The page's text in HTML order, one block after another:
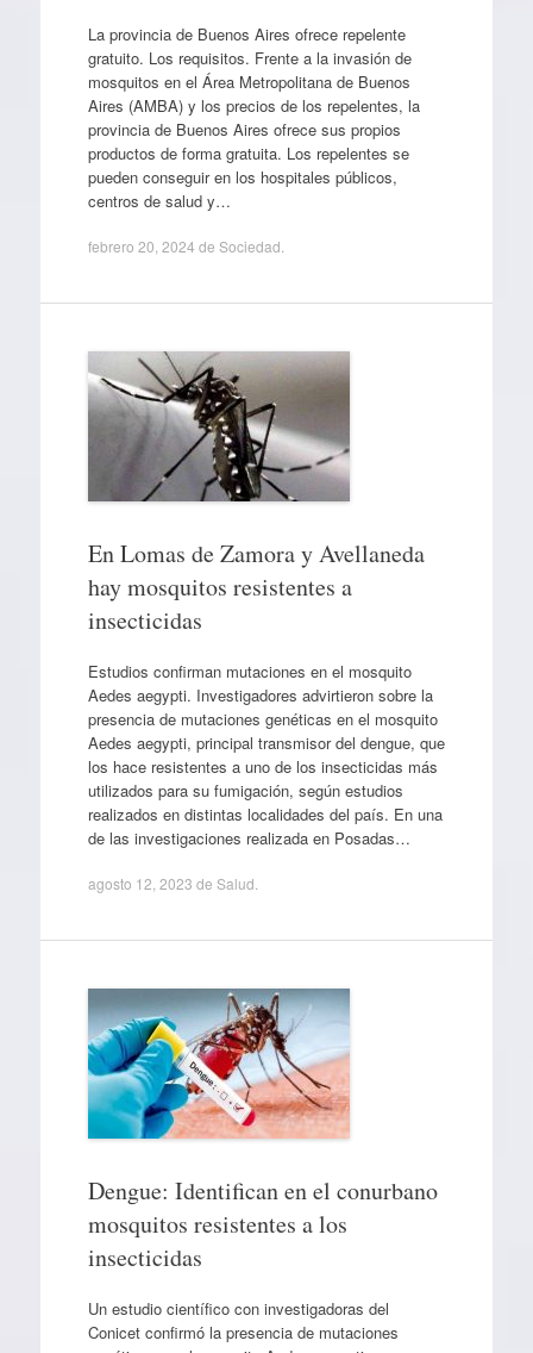
La provincia de Buenos Aires ofrece repelente
gratuito. Los requisitos. Frente a la invasión de
mosquitos en el Área Metropolitana de Buenos
Aires (AMBA) y los precios de los repelentes, la
provincia de Buenos Aires ofrece sus propios
productos de forma gratuita. Los repelentes se
pueden conseguir en los hospitales públicos,
centros de salud y…
febrero 20, 2024 de Sociedad
En Lomas de Zamora y Avellaneda
hay mosquitos resistentes a
insecticidas
Estudios confirman mutaciones en el mosquito
Aedes aegypti. Investigadores advirtieron sobre la
presencia de mutaciones genéticas en el mosquito
Aedes aegypti, principal transmisor del dengue, que
los hace resistentes a uno de los insecticidas más
utilizados para su fumigación, según estudios
realizados en distintas localidades del país. En una
de las investigaciones realizada en Posadas…
agosto 12, 2023 de Salud
Dengue: Identifican en el conurbano
mosquitos resistentes a los
insecticidas
Un estudio científico con investigadoras del
Conicet confirmó la presencia de mutaciones